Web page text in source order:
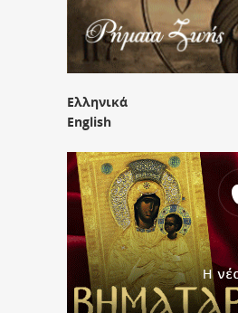
Ελληνικά
English